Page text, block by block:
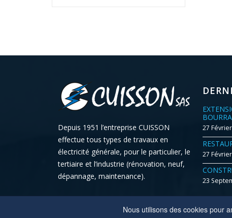
Nous utilisons des cookies pour
Depuis 1951 l’entreprise CUISSON
effectue tous types de travaux en
électricité générale, pour le particulier, le
tertiaire et l’industrie (rénovation, neuf,
dépannage, maintenance).
27
27
23